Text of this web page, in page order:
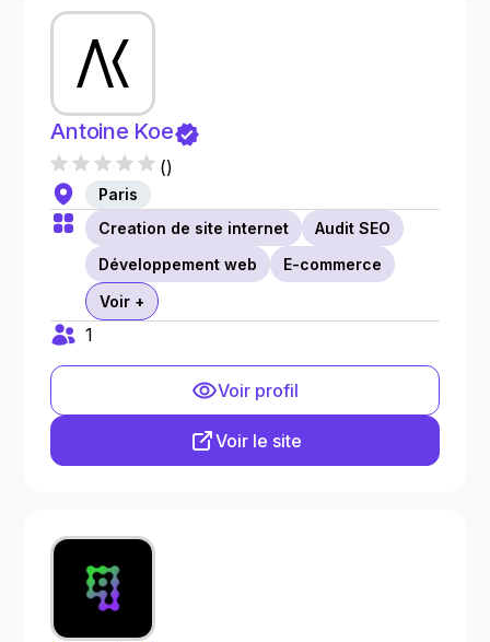
Antoine Koe
()
Paris
Creation de site internet
Audit SEO
Développement web
E-commerce
Voir +
1
Voir profil
Voir le site